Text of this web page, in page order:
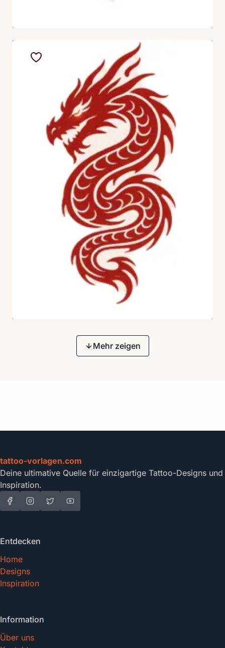
Mehr zeigen
tattoo-vorlagen.com
Deine ultimative Quelle für einzigartige Tattoo-Designs und
Inspiration.
Entdecken
Home
Designs
Inspiration
Information
Über uns